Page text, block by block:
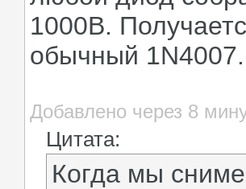
1000В.
обычный 1N4007.
Добавлено через 8
Цитата:
Когда мы